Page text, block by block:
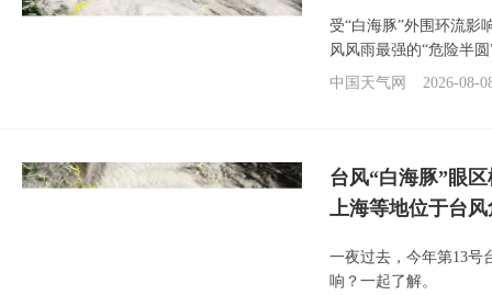
受“白海豚”外围环流影
风风雨最强的“危险半
中国天气网
2026-08-
台风“白海豚”眼
上海等地位于台
一夜过去，今年第13号
响？一起了解。